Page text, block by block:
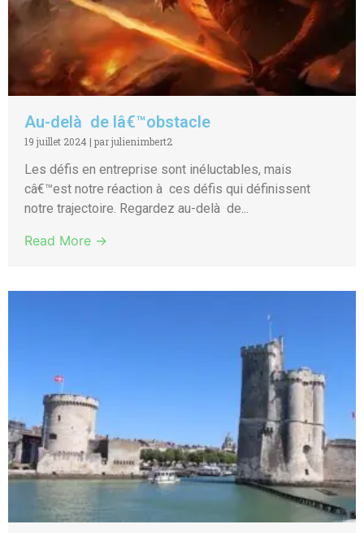
Au-delà de lâ€™obstacle
19 juillet 2024 | par julienimbert2
Les défis en entreprise sont inéluctables, mais
câ€™est notre réaction à ces défis qui définissent
notre trajectoire. Regardez au-delà de...
Read More →